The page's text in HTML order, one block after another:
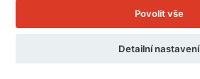
Cena: 99 Kč
Doručíme do: 7.8.
Povolit vše
Detailní nastavení